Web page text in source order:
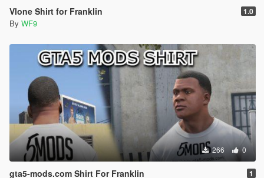
Vlone Shirt for Franklin 1.0
By WF9
266 0
gta5-mods.com Shirt For Franklin 1